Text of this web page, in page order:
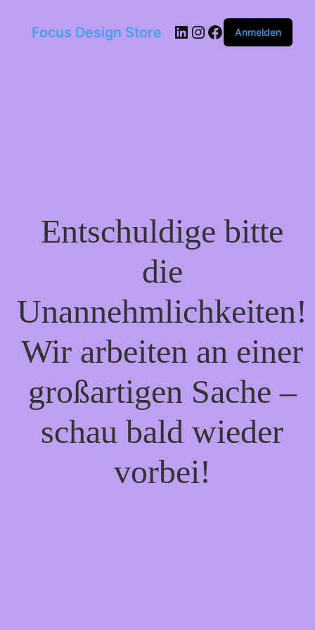
Focus Design Store LinkedIn
Instagram
Facebook
Anmelden
Entschuldige bitte
die
Unannehmlichkeiten!
Wir arbeiten an einer
großartigen Sache –
schau bald wieder
vorbei!